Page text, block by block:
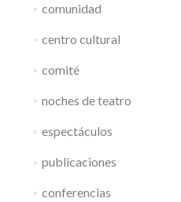
comunidad
centro cultural
comité
noches de teatro
espectáculos
publicaciones
conferencias